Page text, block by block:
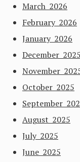
March 2026
February 2026
January 2026
December 2025
November
October 2025
September
August 2025
July 2025
June 2025